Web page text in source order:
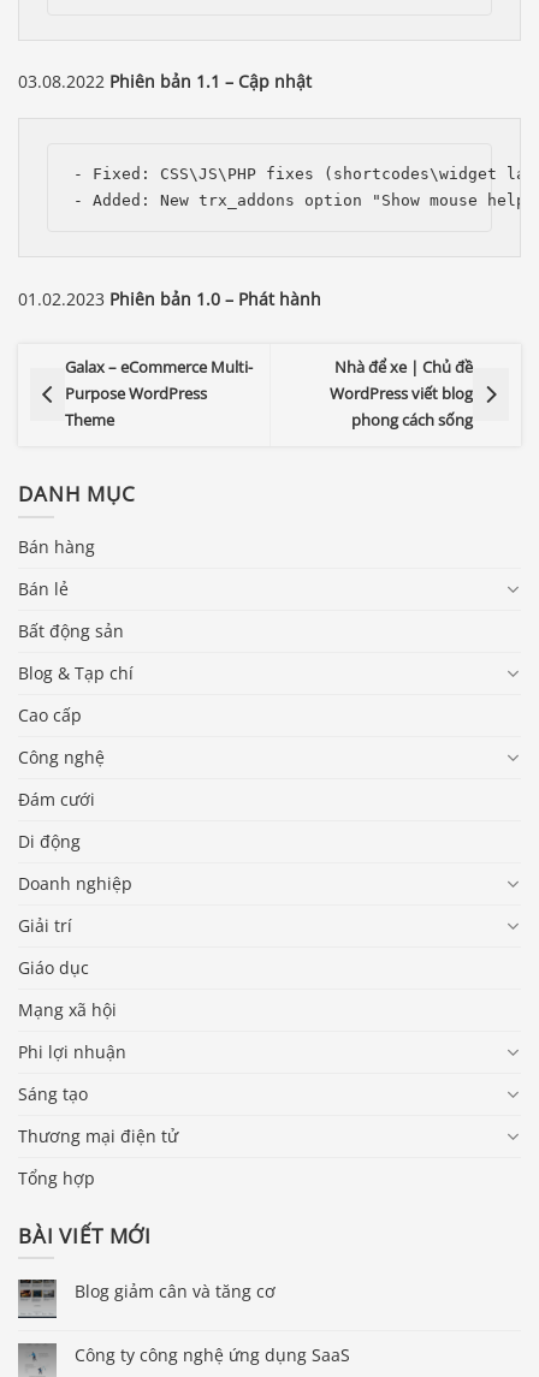
03.08.2022 Phiên bản 1.1 – Cập nhật
- Fixed: CSS\JS\PHP fixes (shortcodes\widget
- Added: New trx_addons option "Show mouse
01.02.2023 Phiên bản 1.0 – Phát hành
Galax – eCommerce Multi-
Purpose WordPress
Theme
Nhà để xe | Chủ đề
WordPress viết blog
phong cách sống
DANH MỤC
Bán hàng
Bán lẻ
Bất động sản
Blog & Tạp chí
Cao cấp
Công nghệ
Đám cưới
Di động
Doanh nghiệp
Giải trí
Giáo dục
Mạng xã hội
Phi lợi nhuận
Sáng tạo
Thương mại điện tử
Tổng hợp
BÀI VIẾT MỚI
Blog giảm cân và tăng cơ
Công ty công nghệ ứng dụng SaaS